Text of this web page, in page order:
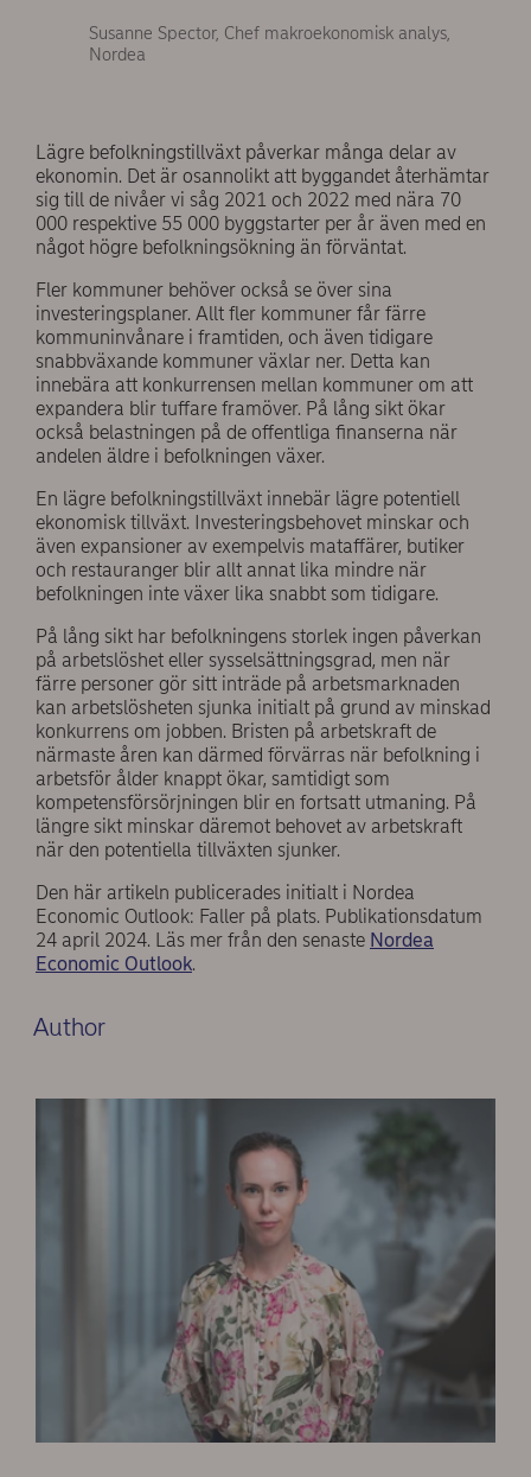
Susanne Spector, Chef makroekonomisk analys,
Nordea
Lägre befolkningstillväxt påverkar många delar av
ekonomin. Det är osannolikt att byggandet återhämtar
sig till de nivåer vi såg 2021 och 2022 med nära 70
000 respektive 55 000 byggstarter per år även med en
något högre befolkningsökning än förväntat.
Fler kommuner behöver också se över sina
investeringsplaner. Allt fler kommuner får färre
kommuninvånare i framtiden, och även tidigare
snabbväxande kommuner växlar ner. Detta kan
innebära att konkurrensen mellan kommuner om att
expandera blir tuffare framöver. På lång sikt ökar
också belastningen på de offentliga finanserna när
andelen äldre i befolkningen växer.
En lägre befolkningstillväxt innebär lägre potentiell
ekonomisk tillväxt. Investeringsbehovet minskar och
även expansioner av exempelvis mataffärer, butiker
och restauranger blir allt annat lika mindre när
befolkningen inte växer lika snabbt som tidigare.
På lång sikt har befolkningens storlek ingen påverkan
på arbetslöshet eller sysselsättningsgrad, men när
färre personer gör sitt inträde på arbetsmarknaden
kan arbetslösheten sjunka initialt på grund av minskad
konkurrens om jobben. Bristen på arbetskraft de
närmaste åren kan därmed förvärras när befolkning i
arbetsför ålder knappt ökar, samtidigt som
kompetensförsörjningen blir en fortsatt utmaning. På
längre sikt minskar däremot behovet av arbetskraft
när den potentiella tillväxten sjunker.
Den här artikeln publicerades initialt i Nordea
Economic Outlook: Faller på plats. Publikationsdatum
24 april 2024. Läs mer från den senaste Nordea
Economic Outlook.
Author